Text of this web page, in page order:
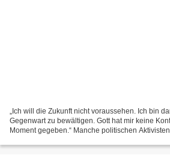
„Ich will die Zukunft nicht voraussehen. Ich bin
Gegenwart zu bewältigen. Gott hat mir keine
Moment gegeben.“ Manche politischen